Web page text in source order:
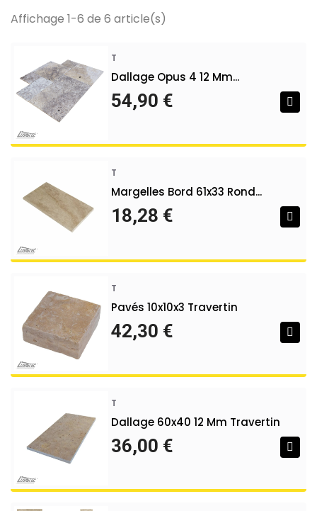
Affichage 1-6 de 6 article(s)
T
Dallage Opus 4 12 Mm...
54,90 €
T
Margelles Bord 61x33 Rond...
18,28 €
T
Pavés 10x10x3 Travertin
42,30 €
T
Dallage 60x40 12 Mm Travertin
36,00 €